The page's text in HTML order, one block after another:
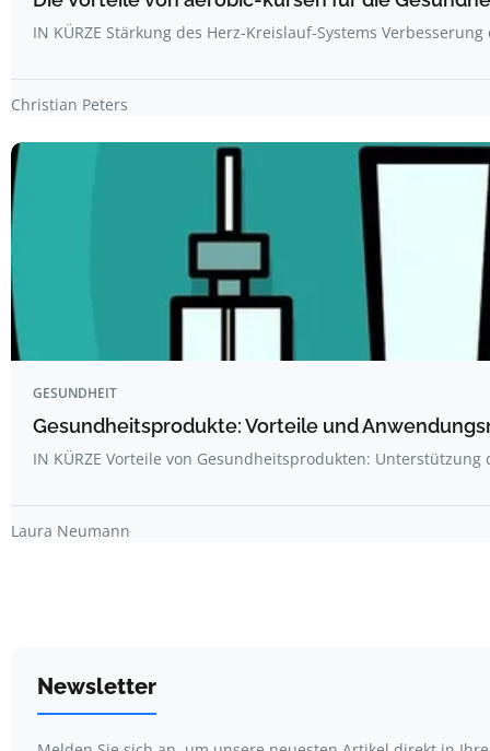
IN KÜRZE Stärkung des Herz-Kreislauf-Systems
Christian Peters
GESUNDHEIT
Gesundheitsprodukte: Vorteile und
IN KÜRZE Vorteile von Gesundheitsprodukten:
Laura Neumann
Newsletter